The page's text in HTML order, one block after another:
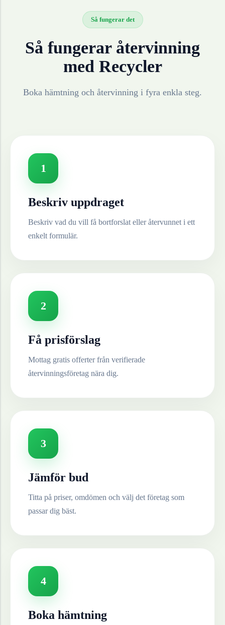
Så fungerar det
Så fungerar återvinning
med Recycler
Boka hämtning och återvinning i fyra enkla steg.
1
Beskriv uppdraget
Beskriv vad du vill få bortforslat eller återvunnet i ett
enkelt formulär.
2
Få prisförslag
Mottag gratis offerter från verifierade
återvinningsföretag nära dig.
3
Jämför bud
Titta på priser, omdömen och välj det företag som
passar dig bäst.
4
Boka hämtning